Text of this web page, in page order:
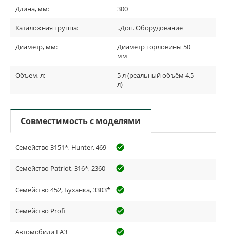
Длина, мм: 300
Каталожная группа: ..Доп. Оборудование
Диаметр, мм:
Диаметр горловины 50
мм
Объем, л:
5 л (реальный объём 4,5
л)
Совместимость с моделями
Семейство 3151*, Hunter, 469 check_circle_outline
Семейство Patriot, 316*, 2360 check_circle_outline
Семейство 452, Буханка, 3303* check_circle_outline
Семейство Profi check_circle_outline
Автомобили ГАЗ check_circle_outline